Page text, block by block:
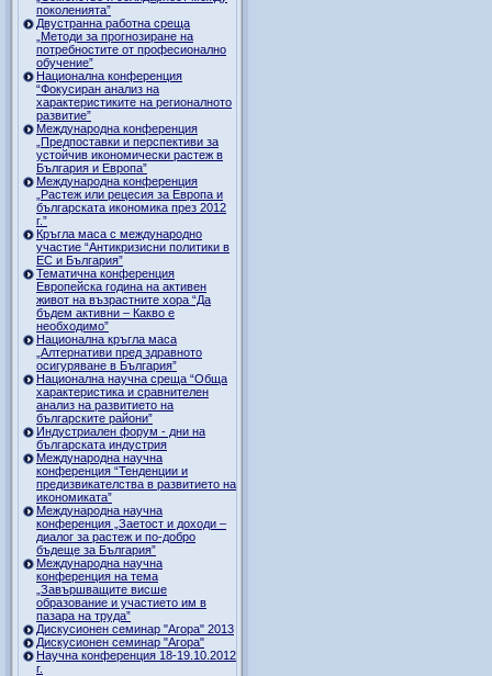
поколенията”
Двустранна работна среща
„Методи за прогнозиране на
потребностите от професионално
обучение”
Национална конференция
“Фокусиран анализ на
характеристиките на регионалното
развитие”
Международна конференция
„Предпоставки и перспективи за
устойчив икономически растеж в
България и Европа”
Международна конференция
„Растеж или рецесия за Европа и
българската икономика през 2012
г.”
Кръгла маса с международно
участие “Антикризисни политики в
ЕС и България”
Тематична конференция
Европейска година на активен
живот на възрастните хора “Да
бъдем активни – Какво е
необходимо”
Национална кръгла маса
„Алтернативи пред здравното
осигуряване в България”
Национална научна среща “Обща
характеристика и сравнителен
анализ на развитието на
българските райони”
Индустриален форум - дни на
българската индустрия
Международна научна
конференция “Тенденции и
предизвикателства в развитието на
икономиката”
Международна научна
конференция „Заетост и доходи –
диалог за растеж и по-добро
бъдеще за България”
Международна научна
конференция на тема
„Завършващите висше
образование и участието им в
пазара на труда”
Дискусионен семинар "Агора" 2013
Дискусионен семинар "Агора"
Научна конференция 18-19.10.2012
г.